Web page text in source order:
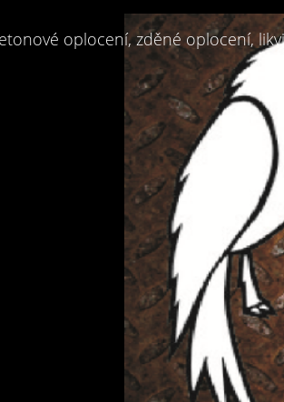
oplocení, zděné oplocení,